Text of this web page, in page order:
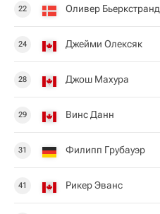
22 Оливер Бьеркстранд
24 Джейми Олексяк
28 Джош Махура
29 Винс Данн
31 Филипп Грубауэр
41 Рикер Эванс